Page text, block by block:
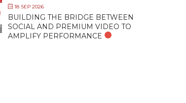
18 SEP 2026
BUILDING THE BRIDGE BETWEEN
SOCIAL AND PREMIUM VIDEO TO
AMPLIFY PERFORMANCE